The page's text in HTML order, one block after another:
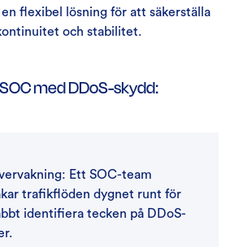
flexibel lösning för att säkerställa
och stabilitet.
med DDoS-skydd:
Ett SOC-team
trafikflöden dygnet runt för
identifiera tecken på DDoS-